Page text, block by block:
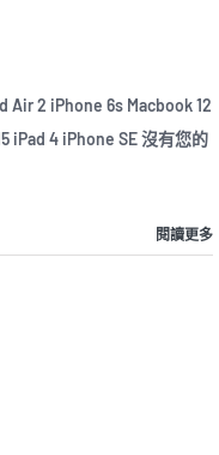
Air 2 iPhone 6s Macbook 12
iPad 4 iPhone SE 沒有您的
閱讀更多